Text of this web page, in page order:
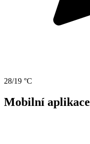
28/19 °C
Mobilní aplikace